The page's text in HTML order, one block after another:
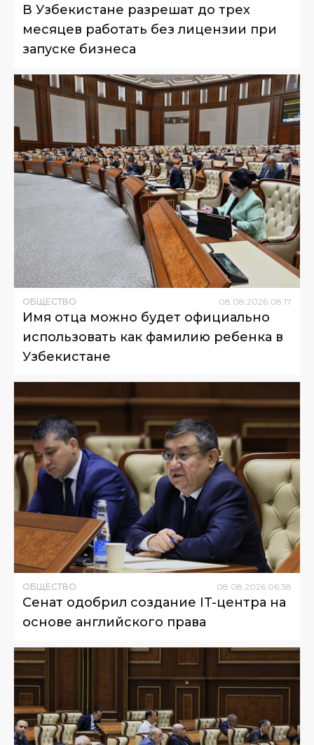
В Узбекистане разрешат до трех
месяцев работать без лицензии при
запуске бизнеса
ОБЩЕСТВО 08 08 2026 08:17
Имя отца можно будет официально
использовать как фамилию ребенка в
Узбекистане
ОБЩЕСТВО 08.08.2026 06:38
Сенат одобрил создание IT-центра на
основе английского права